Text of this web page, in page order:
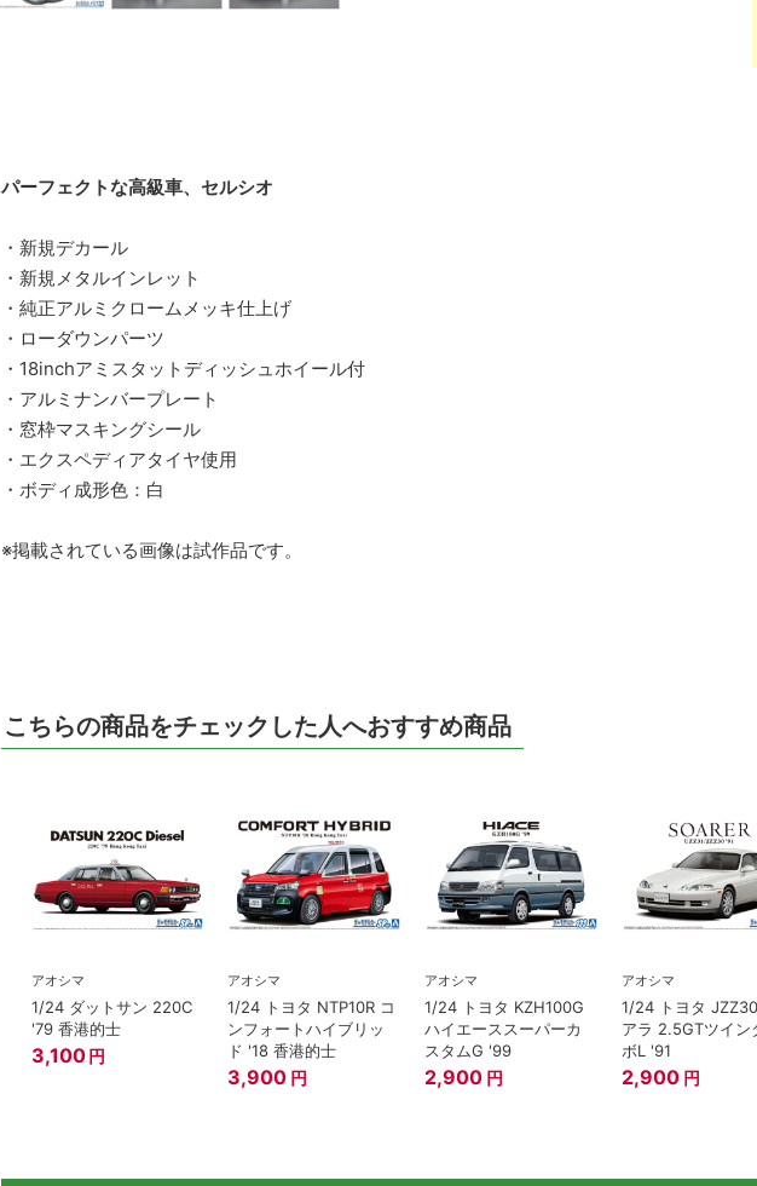
パーフェクトな高級車、セルシオ
・新規デカール
・新規メタルインレット
・純正アルミクロームメッキ仕上げ
・ローダウンパーツ
・18inchアミスタットディッシュホイール付
・アルミナンバープレート
・窓枠マスキングシール
・エクスペディアタイヤ使用
・ボディ成形色：白
※掲載されている画像は試作品です。
こちらの商品をチェックした人へおすすめ商品
アオシマ
1/24 ダットサン 220C
'79 香港的士
3,100 円
アオシマ
1/24 トヨタ NTP10R コ
ンフォートハイブリッ
ド '18 香港的士
3,900 円
アオシマ
1/24 トヨタ KZH100G
ハイエーススーパーカ
スタムG '99
2,900 円
アオシマ
1/24 トヨタ
アラ 2.5GTツイン
ボL '91
2,900 円